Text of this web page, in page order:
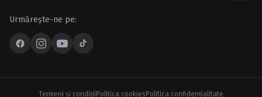
Urmărește-ne pe:
Termeni şi condiţii Politica cookies Politica confidenţialitate